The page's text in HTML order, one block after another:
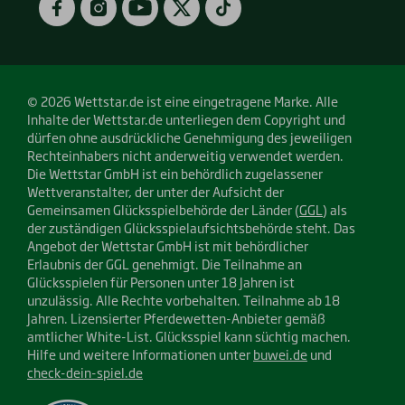
© 2026 Wettstar.de ist eine eingetragene Marke. Alle
Inhalte der Wettstar.de unterliegen dem Copyright und
dürfen ohne ausdrückliche Genehmigung des jeweiligen
Rechteinhabers nicht anderweitig verwendet werden.
Die Wettstar GmbH ist ein behördlich zugelassener
Wettveranstalter, der unter der Aufsicht der
Gemeinsamen Glücksspielbehörde der Länder (GGL ) als
der zuständigen Glücksspielaufsichtsbehörde steht. Das
Angebot der Wettstar GmbH ist mit behördlicher
Erlaubnis der GGL genehmigt. Die Teilnahme an
Glücksspielen für Personen unter 18 Jahren ist
unzulässig. Alle Rechte vorbehalten. Teilnahme ab 18
Jahren. Lizensierter Pferdewetten-Anbieter gemäß
amtlicher White-List. Glücksspiel kann süchtig machen.
Hilfe und weitere Informationen unterbuwei.deund
check-dein-spiel.de